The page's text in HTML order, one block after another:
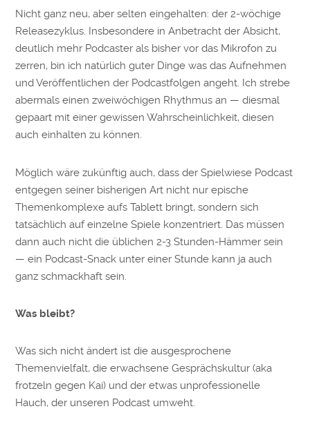
Nicht ganz neu, aber selten eingehalten: der 2-wöchige
Releasezyklus. Insbesondere in Anbetracht der Absicht,
deutlich mehr Podcaster als bisher vor das Mikrofon zu
zerren, bin ich natürlich guter Dinge was das Aufnehmen
und Veröffentlichen der Podcastfolgen angeht. Ich strebe
abermals einen zweiwöchigen Rhythmus an — diesmal
gepaart mit einer gewissen Wahrscheinlichkeit, diesen
auch einhalten zu können.
Möglich wäre zukünftig auch, dass der Spielwiese Podcast
entgegen seiner bisherigen Art nicht nur epische
Themenkomplexe aufs Tablett bringt, sondern sich
tatsächlich auf einzelne Spiele konzentriert. Das müssen
dann auch nicht die üblichen 2-3 Stunden-Hämmer sein
— ein Podcast-Snack unter einer Stunde kann ja auch
ganz schmackhaft sein.
Was bleibt?
Was sich nicht ändert ist die ausgesprochene
Themenvielfalt, die erwachsene Gesprächskultur (aka
frotzeln gegen Kai) und der etwas unprofessionelle
Hauch, der unseren Podcast umweht.